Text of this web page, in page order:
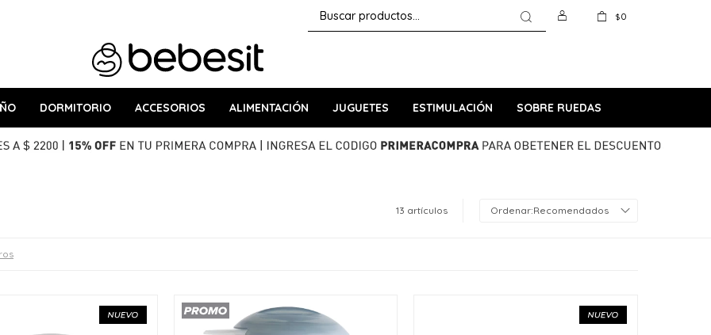
DORMITORIO ACCESORIOS ALIMENTACIÓN JUGUETES ESTIMULACIÓN SOBRE RUEDAS
$0
13 artículos Recomendados